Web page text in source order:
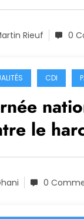
Rieuf 0
CDI
le
0